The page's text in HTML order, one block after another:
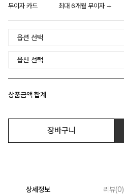
무이자 카드 최대 6개월 무이자
상품금액 합계
장바구니
상세정보 리뷰(0)